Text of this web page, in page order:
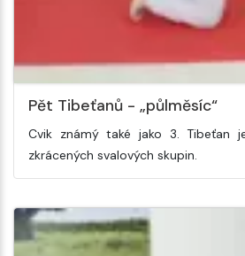
Pět Tibeťanů - „půlměsíc“
Cvik známý také jako 3. Tibeťan
zkrácených svalových skupin.